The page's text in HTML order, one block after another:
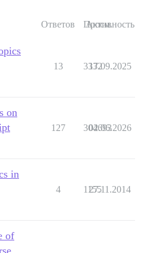
Ответов Просм.
Активность
13 3332
17.09.2025
on
127 304693
02.06.2026
in
4 1155
27.11.2014
of